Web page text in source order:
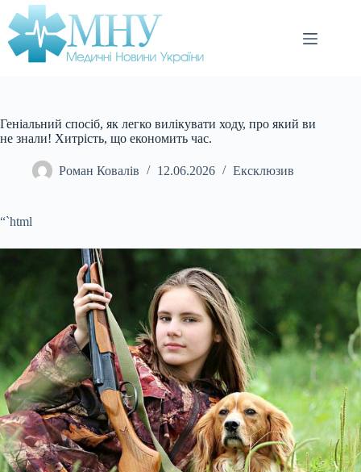
Перейти
до
вмісту
Геніальний спосіб, як легко вилікувати ходу, про який ви
не знали! Хитрість, що економить час.
Роман Ковалів 12.06.2026 Ексклюзив
“`html